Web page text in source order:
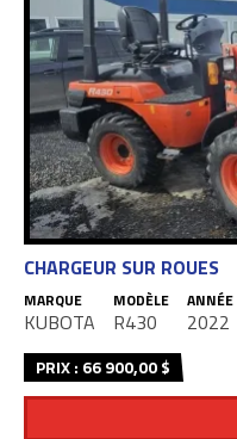
CHARGEUR SUR ROUES
MARQUE
KUBOTA
MODÈLE
R430
ANNÉE
2022
PRIX : 66 900,00 $